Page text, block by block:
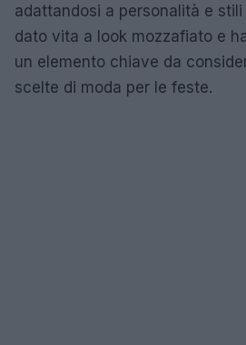
adattandosi a personalità e
dato vita a look mozzafiato e
un elemento chiave da
scelte di moda per le feste.